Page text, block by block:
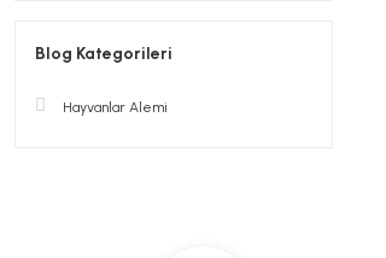
Blog Kategorileri
Hayvanlar Alemi